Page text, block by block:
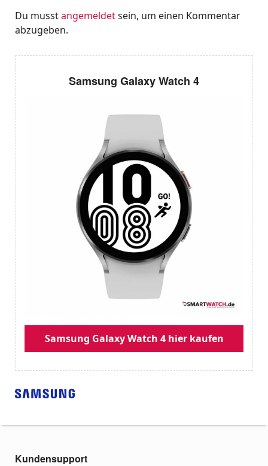
Du musstangemeldetsein, um einen Kommentar
abzugeben.
Samsung Galaxy Watch 4
Samsung Galaxy Watch 4 hier kaufen
Kundensupport